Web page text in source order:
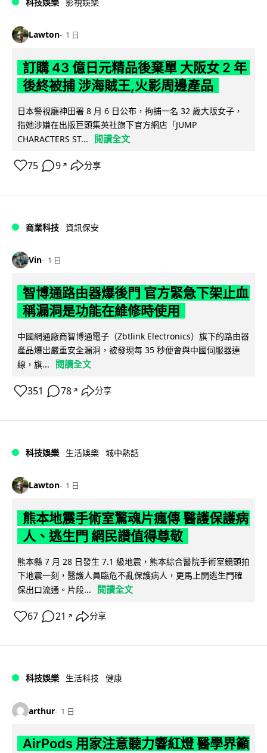
Lawton 1 日
訂購 43 億日元精品後棄單 大阪女 2 年
後終被捕 涉海賊王,火影周邊產品
日本警視廳神田署 8 月 6 日公布，拘捕一名 32 歲大阪女子，
指她涉嫌在出版巨頭集英社旗下官方網店「JUMP
CHARACTERS ST...
閱讀全文
75 9 ↗ 分享
商業科技 資訊保安
Vin 1 日
智博通路由器爆後門 官方緊急下架止血
稱漏洞是功能在維修時使用
中國網通廠商智博通電子（Zbtlink Electronics）旗下的路由器
產品爆出嚴重安全漏洞，被發現每 35 秒便會與中國伺服器連
線，旗...
閱讀全文
351 78 ↗ 分享
科技娛樂 生活娛樂 城中熱話
Lawton 1 日
熊本地震手術室驚魂片瘋傳 醫護保護病
人、逃生門 網民讚值得尊敬
熊本縣 7 月 28 日發生 7.1 級地震，熊本綜合醫院手術室鏡頭拍
下地震一刻，醫護人員臨危不亂保護病人，更馬上開逃生門確
保出口流通。片段...
閱讀全文
67 21 ↗ 分享
科技娛樂 生活科技 健康
arthur 1 日
AirPods 用家注意聽力響紅燈 醫學界籲